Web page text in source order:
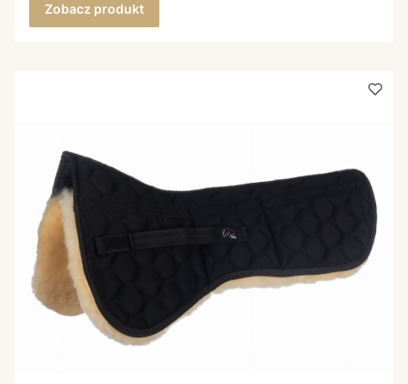
Zobacz produkt